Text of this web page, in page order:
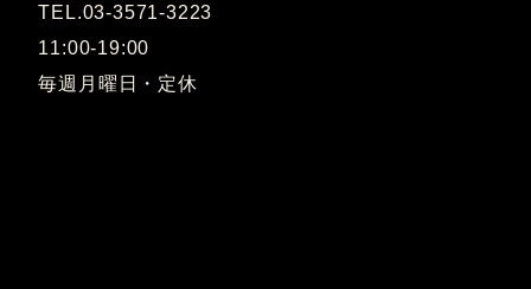
TEL.03-3571-3223
11:00-19:00
毎週月曜日・定休